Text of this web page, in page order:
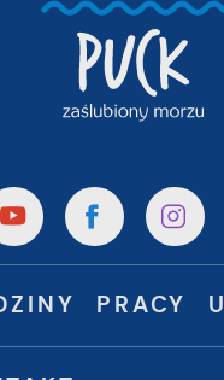
PRACY